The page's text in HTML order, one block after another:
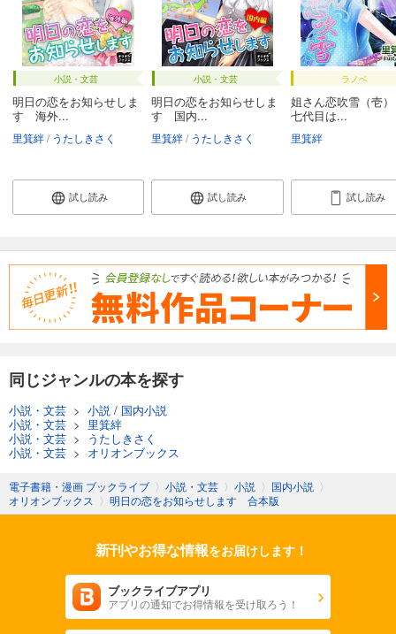
小説・文芸
明日の恋をお知らせしま
す 海外...
里箕絆 うたしきさく
試し読み
小説・文芸
明日の恋をお知らせしま
す 国内...
里箕絆 うたしきさく
試し読み
ラノベ
姐さん恋吹雪（壱
七代目は...
里箕絆
試し読み
同じジャンルの本を探す
小説・文芸 > 小説 / 国内小説
小説・文芸 > 里箕絆
小説・文芸 >
うたしきさく
小説・文芸 > オリオンブックス
電子書籍・漫画 ブックライブ 〉 小説・文芸 〉 小説 〉 国内小説 〉
オリオンブックス 〉 明日の恋をお知らせします 合本版
新刊やお得な情報をお届けします！
ブックライブアプリ
アプリの通知でお得情報を受け取ろう！